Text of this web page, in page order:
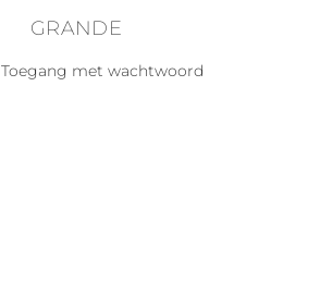
GRANDE
Toegang met wachtwoord